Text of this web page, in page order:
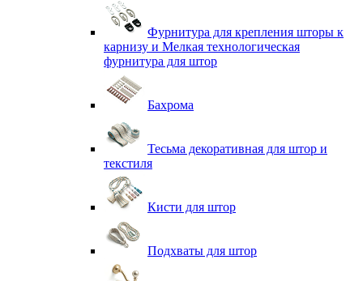
Фурнитура для крепления шторы к
карнизу и Мелкая технологическая
фурнитура для штор
Бахрома
Тесьма декоративная для штор и
текстиля
Кисти для штор
Подхваты для штор